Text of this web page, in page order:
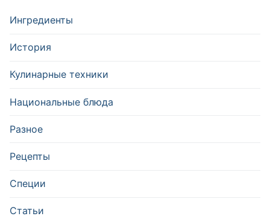
Ингредиенты
История
Кулинарные техники
Национальные блюда
Разное
Рецепты
Специи
Статьи